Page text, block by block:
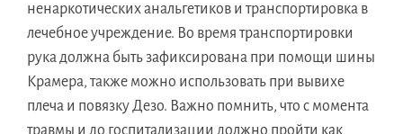
ненаркотических анальгетиков и транспортировка в
лечебное учреждение. Во время транспортировки
рука должна быть зафиксирована при помощи шины
Крамера, также можно использовать при вывихе
плеча и повязку Дезо. Важно помнить, что с момента
травмы и до госпитализации должно пройти как